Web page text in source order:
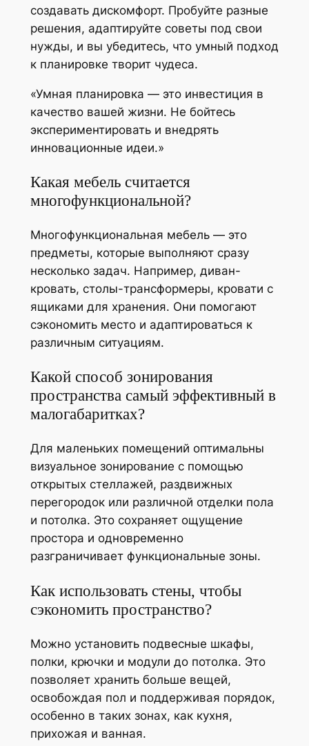
создавать дискомфорт. Пробуйте разные
решения, адаптируйте советы под свои
нужды, и вы убедитесь, что умный подход
к планировке творит чудеса.
«Умная планировка — это инвестиция в
качество вашей жизни. Не бойтесь
экспериментировать и внедрять
инновационные идеи.»
Какая мебель считается
многофункциональной?
Многофункциональная мебель — это
предметы, которые выполняют сразу
несколько задач. Например, диван-
кровать, столы-трансформеры, кровати с
ящиками для хранения. Они помогают
сэкономить место и адаптироваться к
различным ситуациям.
Какой способ зонирования
пространства самый эффективный в
малогабаритках?
Для маленьких помещений оптимальны
визуальное зонирование с помощью
открытых стеллажей, раздвижных
перегородок или различной отделки пола
и потолка. Это сохраняет ощущение
простора и одновременно
разграничивает функциональные зоны.
Как использовать стены, чтобы
сэкономить пространство?
Можно установить подвесные шкафы,
полки, крючки и модули до потолка. Это
позволяет хранить больше вещей,
освобождая пол и поддерживая порядок,
особенно в таких зонах, как кухня,
прихожая и ванная.